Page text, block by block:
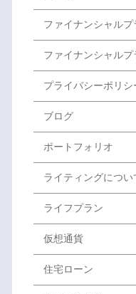
ファイナンシャルプ
ファイナンシャル
プライバシーポリシ
ブログ
ポートフォリオ
ライティングについ
ライフプラン
仮想通貨
住宅ローン